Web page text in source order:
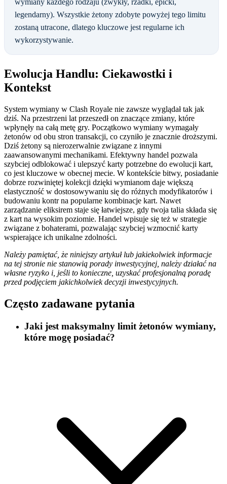
wymiany każdego rodzaju (zwykły, rzadki, epicki,
legendarny). Wszystkie żetony zdobyte powyżej tego limitu
zostaną utracone, dlatego kluczowe jest regularne ich
wykorzystywanie.
Ewolucja Handlu: Ciekawostki i
Kontekst
System wymiany w Clash Royale nie zawsze wyglądał tak jak
dziś. Na przestrzeni lat przeszedł on znaczące zmiany, które
wpłynęły na całą metę gry. Początkowo wymiany wymagały
żetonów od obu stron transakcji, co czyniło je znacznie droższymi.
Dziś żetony są nierozerwalnie związane z innymi
zaawansowanymi mechanikami. Efektywny handel pozwala
szybciej odblokować i ulepszyć karty potrzebne do ewolucji kart,
co jest kluczowe w obecnej mecie. W kontekście bitwy, posiadanie
dobrze rozwiniętej kolekcji dzięki wymianom daje większą
elastyczność w dostosowywaniu się do różnych modyfikatorów i
budowaniu kontr na popularne kombinacje kart. Nawet
zarządzanie eliksirem staje się łatwiejsze, gdy twoja talia składa się
z kart na wysokim poziomie. Handel wpisuje się też w strategie
związane z bohaterami, pozwalając szybciej wzmocnić karty
wspierające ich unikalne zdolności.
Należy pamiętać, że niniejszy artykuł lub jakiekolwiek informacje
na tej stronie nie stanowią porady inwestycyjnej, należy działać na
własne ryzyko i, jeśli to konieczne, uzyskać profesjonalną poradę
przed podjęciem jakichkolwiek decyzji inwestycyjnych.
Często zadawane pytania
Jaki jest maksymalny limit żetonów wymiany,
które mogę posiadać?